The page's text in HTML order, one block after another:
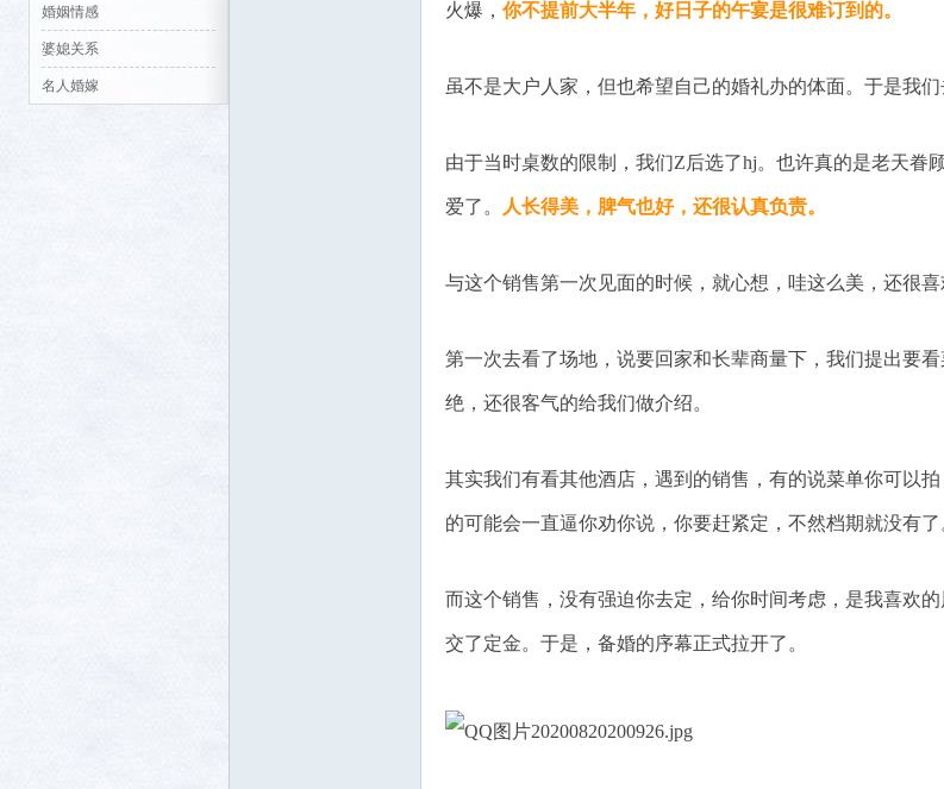
婚姻情感
婆媳关系
名人婚嫁
火爆， 你不提前大半年，好日子的午宴是很难订到的。
虽不是大户人家，但也希望自己的婚礼办的体面。于是我们
由于当时桌数的限制，我们Z后选了hj。也许真的是老天眷
爱了。 人长得美，脾气也好，还很认真负责。
与这个销售第一次见面的时候，就心想，哇这么美，还很
第一次去看了场地，说要回家和长辈商量下，我们提出要
绝，还很客气的给我们做介绍。
其实我们有看其他酒店，遇到的销售，有的说菜单你可以
的可能会一直逼你劝你说，你要赶紧定，不然档期就没有了
而这个销售，没有强迫你去定，给你时间考虑，是我喜欢
交了定金。于是，备婚的序幕正式拉开了。